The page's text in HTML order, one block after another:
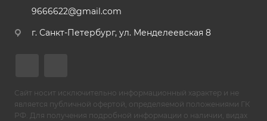
9666622@gmail.com
г. Санкт-Петербург, ул. Менделеевская 8
Сайт носит исключительно информационный характер и не
является публичной офертой, определяемой положениями ГК
РФ. Для получения подробной информации о наличии, видах